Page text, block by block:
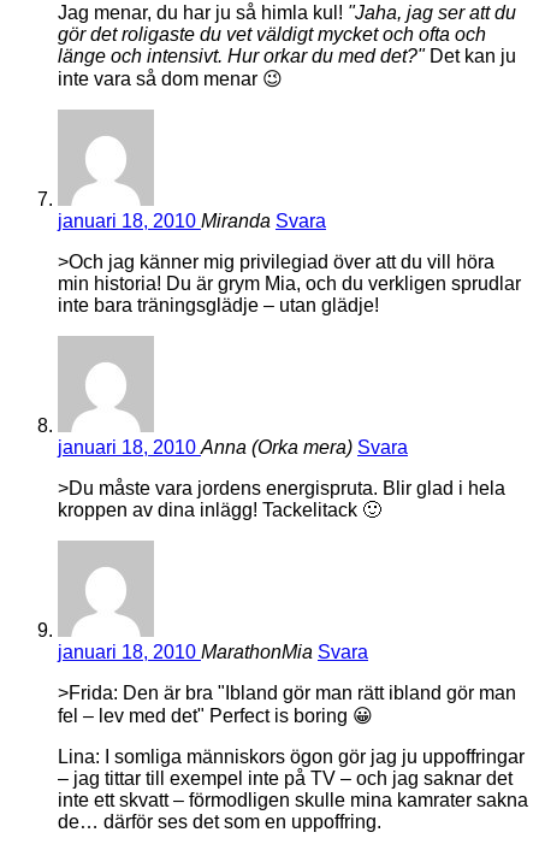
Jag menar, du har ju så himla kul! "Jaha, jag ser att du
gör det roligaste du vet väldigt mycket och ofta och
länge och intensivt. Hur orkar du med det?"Det kan ju
inte vara så dom menar 😉
januari 18, 2010 Miranda Svara
>Och jag känner mig privilegiad över att du vill höra
min historia! Du är grym Mia, och du verkligen sprudlar
inte bara träningsglädje – utan glädje!
januari 18, 2010 Anna (Orka mera) Svara
>Du måste vara jordens energispruta. Blir glad i hela
kroppen av dina inlägg! Tackelitack 🙂
januari 18, 2010 MarathonMia Svara
>Frida: Den är bra "Ibland gör man rätt ibland gör man
fel – lev med det" Perfect is boring 😀
Lina: I somliga människors ögon gör jag ju uppoffringar
– jag tittar till exempel inte på TV – och jag saknar det
inte ett skvatt – förmodligen skulle mina kamrater sakna
de… därför ses det som en uppoffring.